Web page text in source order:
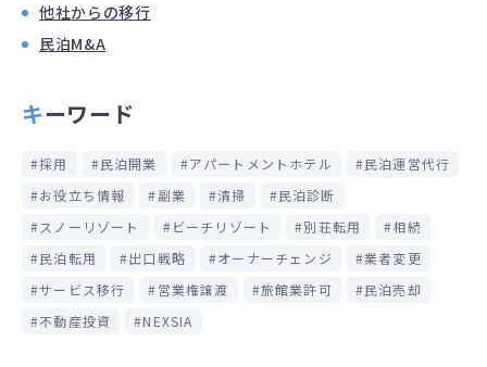
他社からの移行
民泊M&A
キーワード
採用 民泊開業 アパートメントホテル
民泊運営代行
お役立ち情報
副業 清掃
民泊診断
スノーリゾート
ビーチリゾート 別荘転用
相続
民泊転用
出口戦略 オーナーチェンジ
業者変更
サービス移行
営業権譲渡 旅館業許可
民泊売却
不動産投資
NEXSIA